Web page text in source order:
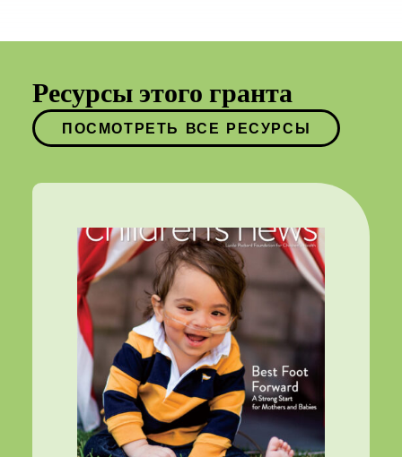
Ресурсы этого гранта
ПОСМОТРЕТЬ ВСЕ РЕСУРСЫ